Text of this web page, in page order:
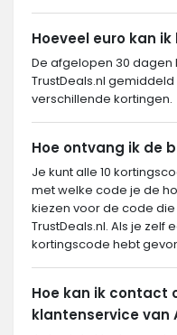
Hoeveel euro kan
De afgelopen 30
TrustDeals.nl
verschillende kortingen.
Hoe ontvang ik de
Je kunt alle 10
met welke code je de
kiezen voor de code
TrustDeals.nl. Als je zelf
kortingscode hebt
Hoe kan ik contact
klantenservice van